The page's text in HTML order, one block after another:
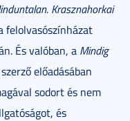
Krasznahorkai
És valóban, a Mindig
előadásában
sodort és nem
és